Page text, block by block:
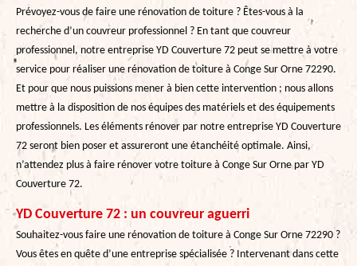
Prévoyez-vous de faire une rénovation de toiture ? Êtes-vous à la
recherche d’un couvreur professionnel ? En tant que couvreur
professionnel, notre entreprise YD Couverture 72 peut se mettre à votre
service pour réaliser une rénovation de toiture à Conge Sur Orne 72290.
Et pour que nous puissions mener à bien cette intervention ; nous allons
mettre à la disposition de nos équipes des matériels et des équipements
professionnels. Les éléments rénover par notre entreprise YD Couverture
72 seront bien poser et assureront une étanchéité optimale. Ainsi,
n’attendez plus à faire rénover votre toiture à Conge Sur Orne par YD
Couverture 72.
YD Couverture 72 : un couvreur aguerri
Souhaitez-vous faire une rénovation de toiture à Conge Sur Orne 72290 ?
Vous êtes en quête d’une entreprise spécialisée ? Intervenant dans cette